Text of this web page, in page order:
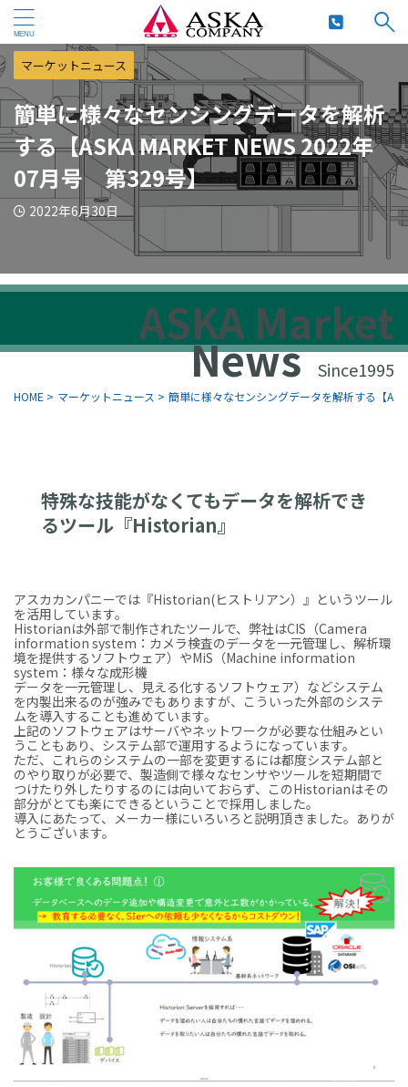
マーケットニュース
簡単に様々なセンシングデータを解析
する【ASKA MARKET NEWS 2022年
07月号 第329号】
2022年6月30日
ASKA Market
News Since1995
HOME > マーケットニュース > 簡単に様々なセンシングデータを解析する【
特殊な技能がなくてもデータを解析でき
るツール『Historian』
アスカカンパニーでは『Historian(ヒストリアン）』というツール
を活用しています。
Historianは外部で制作されたツールで、弊社はCIS（Camera
information system：カメラ検査のデータを一元管理し、解析環
境を提供するソフトウェア）やMiS（Machine information
system：様々な成形機
データを一元管理し、見える化するソフトウェア）などシステム
を内製出来るのが強みでもありますが、こういった外部のシステ
ムを導入することも進めています。
上記のソフトウェアはサーバやネットワークが必要な仕組みとい
うこともあり、システム部で運用するようになっています。
ただ、これらのシステムの一部を変更するには都度システム部と
のやり取りが必要で、製造側で様々なセンサやツールを短期間で
つけたり外したりするのには向いておらず、このHistorianはその
部分がとても楽にできるということで採用しました。
導入にあたって、メーカー様にいろいろと説明頂きました。ありが
とうございます。